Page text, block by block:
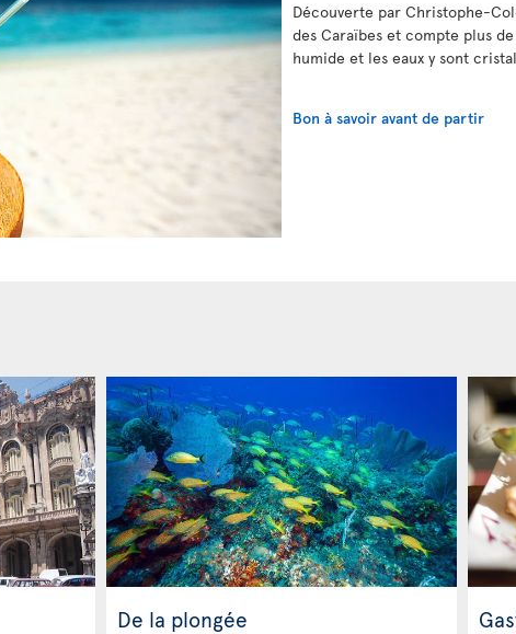
Découverte par Christophe-
des Caraïbes et compte plus
humide et les eaux y sont
Bon à savoir avant de partir
De la plongée